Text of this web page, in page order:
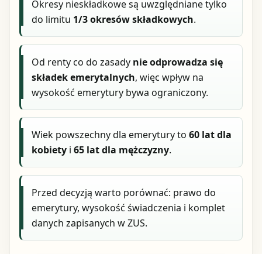
Okresy nieskładkowe są uwzględniane tylko
do limitu 1/3 okresów składkowych.
Od renty co do zasady nie odprowadza się
składek emerytalnych, więc wpływ na
wysokość emerytury bywa ograniczony.
Wiek powszechny dla emerytury to60 lat dla
kobiety i65 lat dla mężczyzny.
Przed decyzją warto porównać: prawo do
emerytury, wysokość świadczenia i komplet
danych zapisanych w ZUS.